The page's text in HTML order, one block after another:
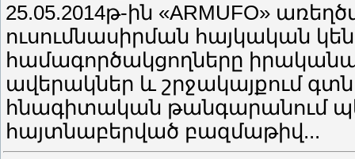
25.05.2014թ-ին «ARMUFO»
ուսումնասիրման հայկական
համագործակցողները
ավերակներ և շրջակայքում
հնագիտական թանգարանում
հայտնաբերված բազմաթիվ...